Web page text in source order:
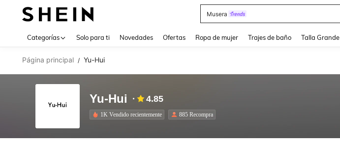
Musera
Categorías Solo para ti Novedades Ofertas Ropa de mujer Trajes de baño Talla Grande
Página principal / Yu-Hui
Yu-Hui 4.85
1K Vendido recientemente 885 Recompra